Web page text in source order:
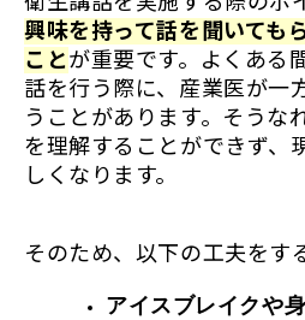
興味を持って話を聞いても
ことが重要です。よくある
話を行う際に、産業医が一
うことがあります。そうな
を理解することができず、
しくなります。
そのため、以下の工夫をす
アイスブレイクや